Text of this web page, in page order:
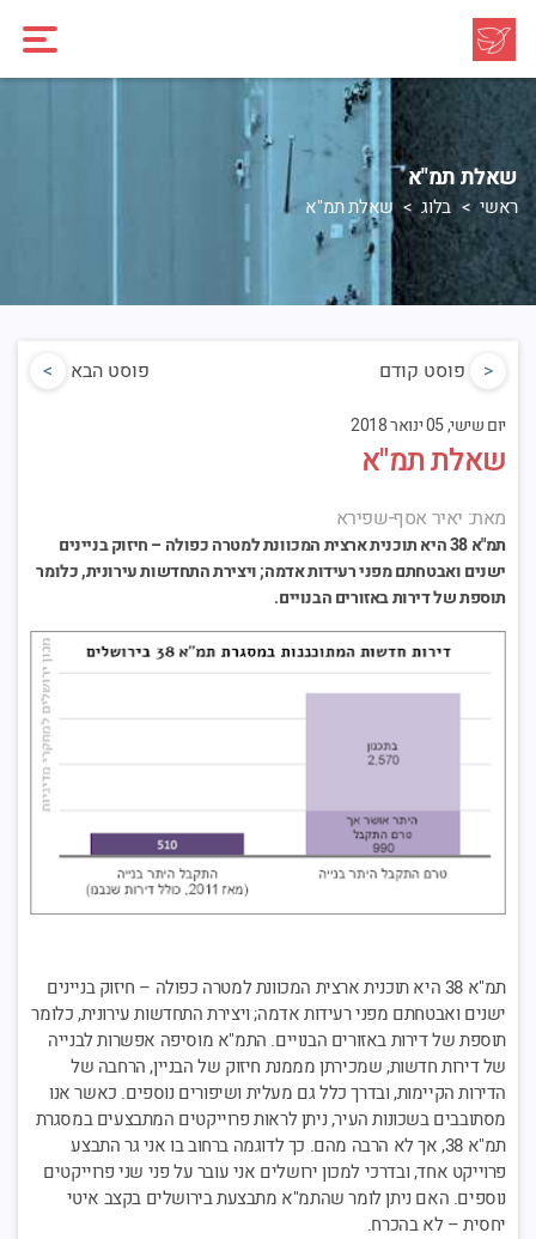
שאלת תמ"א
ראשי בלוג שאלת תמ"א
< פוסט קודם פוסט הבא >
יום שישי, 05 ינואר 2018
שאלת תמ"א
מאת: יאיר אסף-שפירא
תמ"א 38 היא תוכנית ארצית המכוונת למטרה כפולה – חיזוק בניינים
ישנים ואבטחתם מפני רעידות אדמה; ויצירת התחדשות עירונית, כלומר
תוספת של דירות באזורים הבנויים.
תמ"א 38 היא תוכנית ארצית המכוונת למטרה כפולה – חיזוק בניינים
ישנים ואבטחתם מפני רעידות אדמה; ויצירת התחדשות עירונית, כלומר
תוספת של דירות באזורים הבנויים. התמ"א מוסיפה אפשרות לבנייה
של דירות חדשות, שמכירתן מממנת חיזוק של הבניין, הרחבה של
הדירות הקיימות, ובדרך כלל גם מעלית ושיפורים נוספים. כאשר אנו
מסתובבים בשכונות העיר, ניתן לראות פרוייקטים המתבצעים במסגרת
תמ"א 38, אך לא הרבה מהם. כך לדוגמה ברחוב בו אני גר התבצע
פרוייקט אחד, ובדרכי למכון ירושלים אני עובר על פני שני פרוייקטים
נוספים. האם ניתן לומר שהתמ"א מתבצעת בירושלים בקצב איטי
יחסית – לא בהכרח.